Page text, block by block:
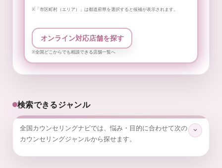
※「市区町村（エリア）」は都道府県を選択すると候補が表示されます。
オンライン対応店舗を探す
※全国どこからでも相談できる店舗一覧へ
検索できるジャンル
全国カウンセリングナビでは、悩み・目的に合わせて次の
カウンセリングジャンルから探せます。